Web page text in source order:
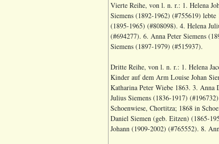
Vierte Reihe, von l. n. r.: 1. Helena
Siemens (1892-1962) (#755619)
(1895-1965) (#808098). 4. Helena
(#694277). 6. Anna Peter Siemens
Siemens (1897-1979) (#515937).
Dritte Reihe, von l. n. r.: 1. Helena
Kinder auf dem Arm Louise Johan
Katharina Peter Wiebe 1863. 3.
Julius Siemens (1836-1917)
Schoenwiese, Chortitza; 1868 in
Daniel Siemen (geb. Eitzen) (1865-
Johann (1909-2002) (#765552). 8.